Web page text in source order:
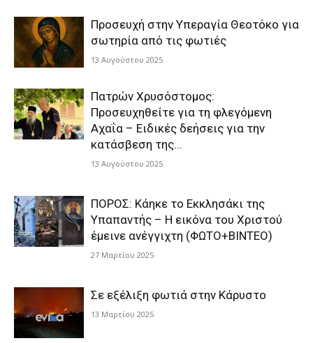
Προσευχή στην Υπεραγία Θεοτόκο για
σωτηρία από τις φωτιές
13 Αυγούστου 2025
Πατρών Χρυσόστομος:
Προσευχηθείτε για τη φλεγόμενη
Αχαΐα – Ειδικές δεήσεις για την
κατάσβεση της...
13 Αυγούστου 2025
ΠΟΡΟΣ: Κάηκε το Εκκλησάκι της
Υπαπαντής – Η εικόνα του Χριστού
έμεινε ανέγγιχτη (ΦΩΤΟ+ΒΙΝΤΕΟ)
27 Μαρτίου 2025
Σε εξέλιξη φωτιά στην Κάρυστο
13 Μαρτίου 2025